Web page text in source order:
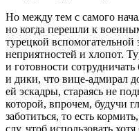
Но меж­ду тем с са­мо­го
но ко­гда пе­ре­шли к
ту­рец­кой
непри­ят­но­стей и хло­пот.
и го­тов­но­сти
и ди­ки, что ви­це-адми­рал
ей эс­кад­ры, ста­ра­ясь не
ко­то­рой, впро­чем, бу­дучи
за­бо­тить­ся, то есть
с­лу, чтоб ис­поль­зо­вать